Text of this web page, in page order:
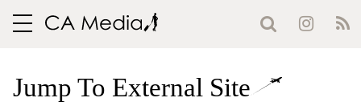
toggle
Jump To External Site